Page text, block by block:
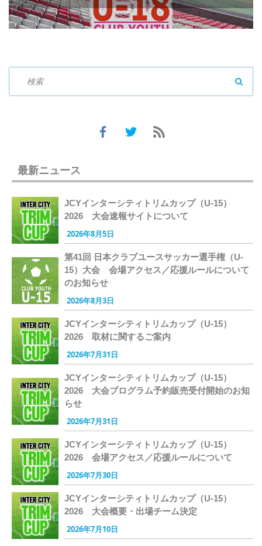
最新ニュース
JCYインターシティトリムカップ（U-15）
2026 大会速報サイトについて
2026年8月5日
第41回 日本クラブユースサッカー選手権（U-
15）大会 会場アクセス／応援ルールについて
のお知らせ
2026年8月3日
JCYインターシティトリムカップ（U-15）
2026 取材に関するご案内
2026年7月31日
JCYインターシティトリムカップ（U-15）
2026 大会プログラム予約販売受付開始のお知
らせ
2026年7月31日
JCYインターシティトリムカップ（U-15）
2026 会場アクセス／応援ルールについて
2026年7月30日
JCYインターシティトリムカップ（U-15）
2026 大会概要・出場チーム決定
2026年7月10日